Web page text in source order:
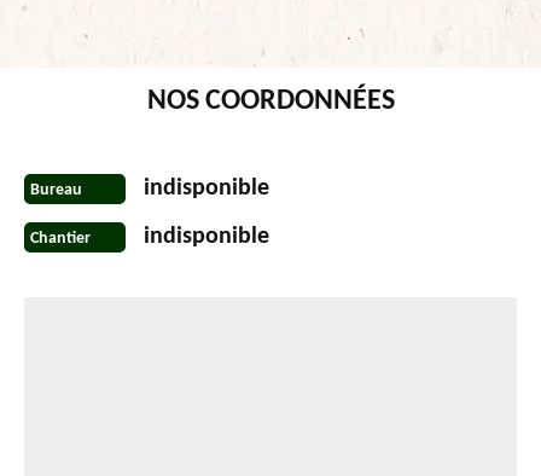
NOS COORDONNÉES
Bureau indisponible
Chantier indisponible